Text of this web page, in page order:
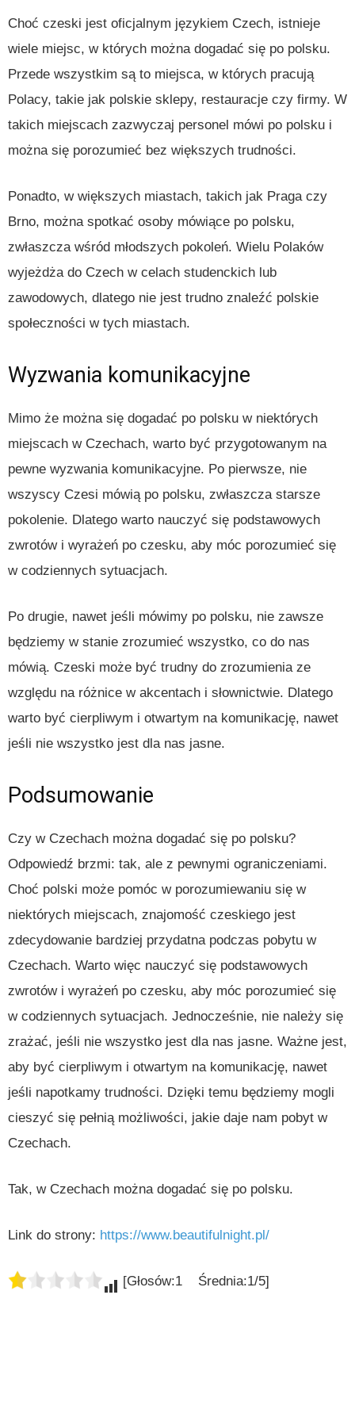
Choć czeski jest oficjalnym językiem Czech, istnieje
wiele miejsc, w których można dogadać się po polsku.
Przede wszystkim są to miejsca, w których pracują
Polacy, takie jak polskie sklepy, restauracje czy firmy. W
takich miejscach zazwyczaj personel mówi po polsku i
można się porozumieć bez większych trudności.
Ponadto, w większych miastach, takich jak Praga czy
Brno, można spotkać osoby mówiące po polsku,
zwłaszcza wśród młodszych pokoleń. Wielu Polaków
wyjeżdża do Czech w celach studenckich lub
zawodowych, dlatego nie jest trudno znaleźć polskie
społeczności w tych miastach.
Wyzwania komunikacyjne
Mimo że można się dogadać po polsku w niektórych
miejscach w Czechach, warto być przygotowanym na
pewne wyzwania komunikacyjne. Po pierwsze, nie
wszyscy Czesi mówią po polsku, zwłaszcza starsze
pokolenie. Dlatego warto nauczyć się podstawowych
zwrotów i wyrażeń po czesku, aby móc porozumieć się
w codziennych sytuacjach.
Po drugie, nawet jeśli mówimy po polsku, nie zawsze
będziemy w stanie zrozumieć wszystko, co do nas
mówią. Czeski może być trudny do zrozumienia ze
względu na różnice w akcentach i słownictwie. Dlatego
warto być cierpliwym i otwartym na komunikację, nawet
jeśli nie wszystko jest dla nas jasne.
Podsumowanie
Czy w Czechach można dogadać się po polsku?
Odpowiedź brzmi: tak, ale z pewnymi ograniczeniami.
Choć polski może pomóc w porozumiewaniu się w
niektórych miejscach, znajomość czeskiego jest
zdecydowanie bardziej przydatna podczas pobytu w
Czechach. Warto więc nauczyć się podstawowych
zwrotów i wyrażeń po czesku, aby móc porozumieć się
w codziennych sytuacjach. Jednocześnie, nie należy się
zrażać, jeśli nie wszystko jest dla nas jasne. Ważne jest,
aby być cierpliwym i otwartym na komunikację, nawet
jeśli napotkamy trudności. Dzięki temu będziemy mogli
cieszyć się pełnią możliwości, jakie daje nam pobyt w
Czechach.
Tak, w Czechach można dogadać się po polsku.
Link do strony: https://www.beautifulnight.pl/
[Głosów:1 Średnia:1/5]